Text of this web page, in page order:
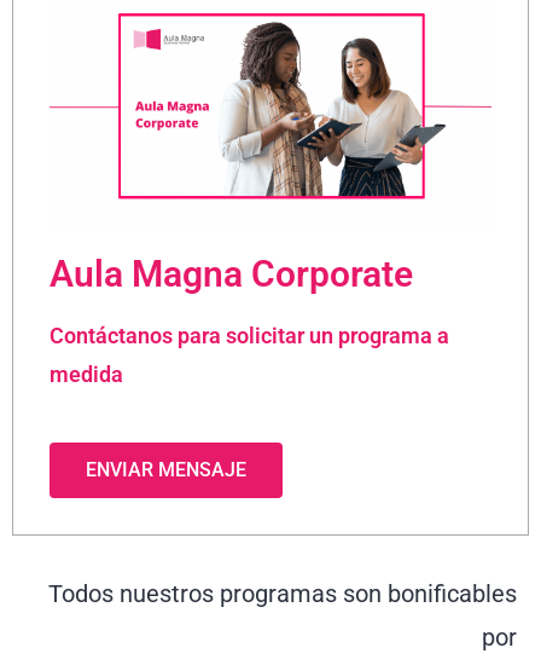
Aula Magna Corporate
Contáctanos para solicitar un programa a
medida
ENVIAR MENSAJE
Todos nuestros programas son bonificables
por